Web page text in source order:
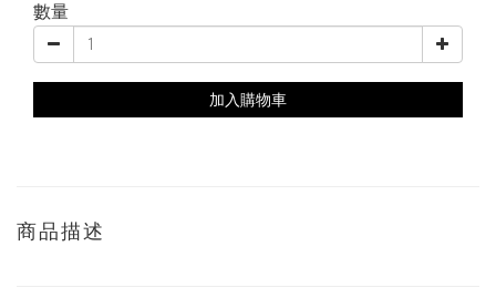
數量
加入購物車
商品描述